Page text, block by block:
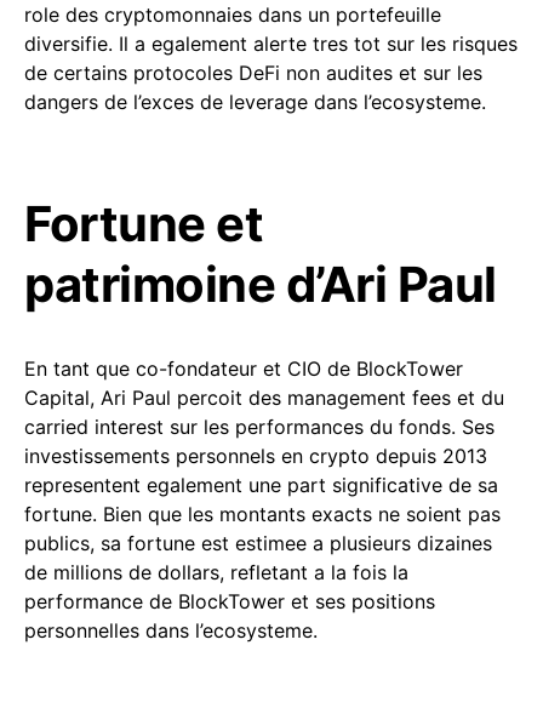
role des cryptomonnaies dans un portefeuille
diversifie. Il a egalement alerte tres tot sur les risques
de certains protocoles DeFi non audites et sur les
dangers de l’exces de leverage dans l’ecosysteme.
Fortune et
patrimoine d’Ari Paul
En tant que co-fondateur et CIO de BlockTower
Capital, Ari Paul percoit des management fees et du
carried interest sur les performances du fonds. Ses
investissements personnels en crypto depuis 2013
representent egalement une part significative de sa
fortune. Bien que les montants exacts ne soient pas
publics, sa fortune est estimee a plusieurs dizaines
de millions de dollars, refletant a la fois la
performance de BlockTower et ses positions
personnelles dans l’ecosysteme.